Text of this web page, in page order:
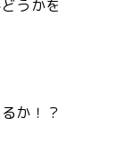
どうかを
か！？